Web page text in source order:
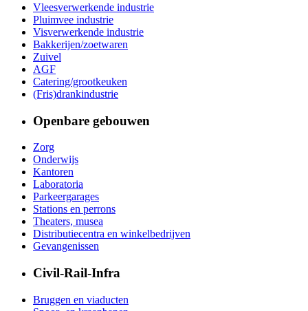
Vleesverwerkende industrie
Pluimvee industrie
Visverwerkende industrie
Bakkerijen/zoetwaren
Zuivel
AGF
Catering/grootkeuken
(Fris)drankindustrie
Openbare gebouwen
Zorg
Onderwijs
Kantoren
Laboratoria
Parkeergarages
Stations en perrons
Theaters, musea
Distributiecentra en winkelbedrijven
Gevangenissen
Civil-Rail-Infra
Bruggen en viaducten